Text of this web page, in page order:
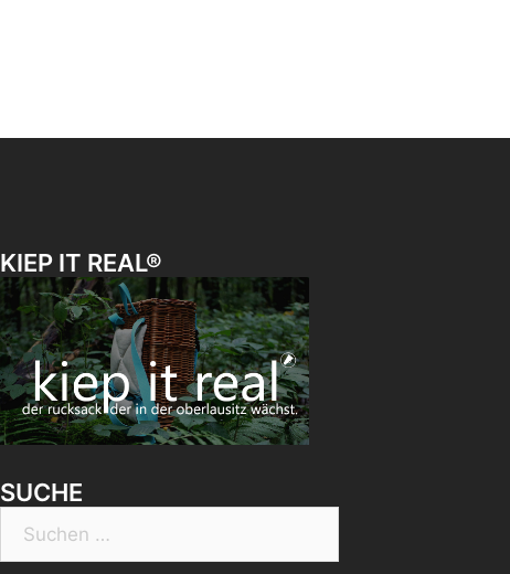
KIEP IT REAL®
SUCHE
Suchen